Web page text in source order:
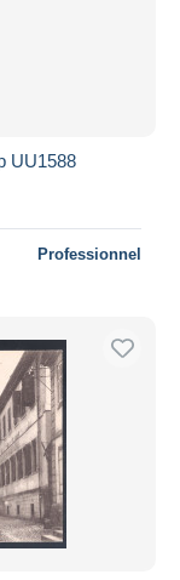
UU1588
Professionnel